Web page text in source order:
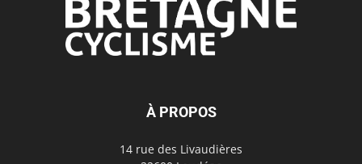
À PROPOS
14 rue des Livaudières